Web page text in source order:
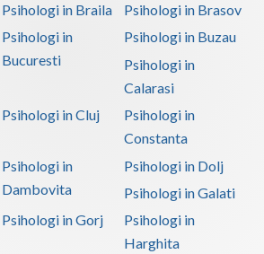
Psihologi in Braila
Psihologi in Brasov
Psihologi in
Bucuresti
Psihologi in Buzau
Psihologi in
Calarasi
Psihologi in Cluj
Psihologi in
Constanta
Psihologi in
Dambovita
Psihologi in Dolj
Psihologi in Galati
Psihologi in Gorj
Psihologi in
Harghita